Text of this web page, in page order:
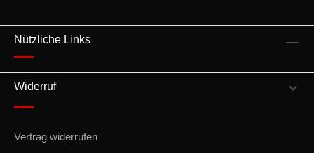
Nützliche Links
Widerruf
Vertrag widerrufen